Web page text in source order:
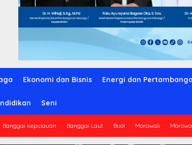
Ekonomi dan Bisnis Energi dan
Seni
Banggai kepulauan Banggai Laut Buol Morowali